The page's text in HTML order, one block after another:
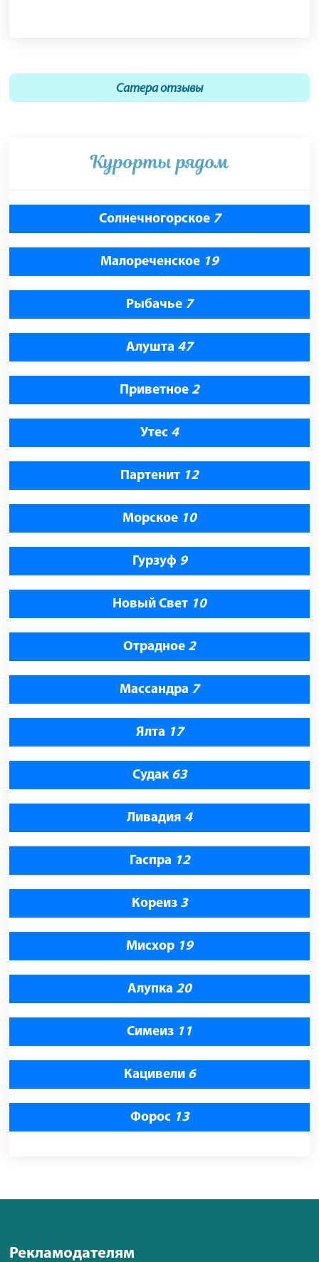
Сатера отзывы
Курорты рядом
Солнечногорское 7
Малореченское 19
Рыбачье 7
Алушта 47
Приветное 2
Утес 4
Партенит 12
Морское 10
Гурзуф 9
Новый Свет 10
Отрадное 2
Массандра 7
Ялта 17
Судак 63
Ливадия 4
Гаспра 12
Кореиз 3
Мисхор 19
Алупка 20
Симеиз 11
Кацивели 6
Форос 13
Рекламодателям